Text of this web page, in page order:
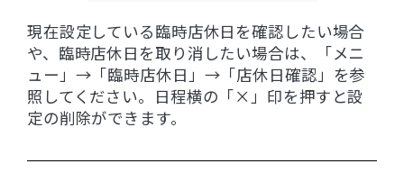
現在設定している臨時店休日を確認したい場合
や、臨時店休日を取り消したい場合は、「メニ
ュー」→「臨時店休日」→「店休日確認」を参
照してください。日程横の「×」印を押すと設
定の削除ができます。